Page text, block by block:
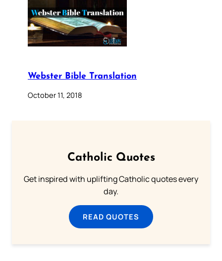
Webster Bible Translation
October 11, 2018
Catholic Quotes
Get inspired with uplifting Catholic quotes every
day.
READ QUOTES